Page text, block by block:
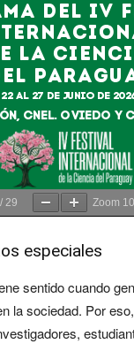
/ 29 Zoom
especiales
sentido cuando
la sociedad. Por